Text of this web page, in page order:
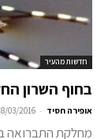
חדשות מהעיר
בחוף השרון
אופירה חסיד -
03/2016
מחלקת התברואה